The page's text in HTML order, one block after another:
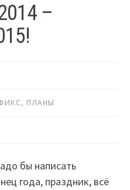
–
, ПЛАНЫ
бы написать
года, праздник, всё